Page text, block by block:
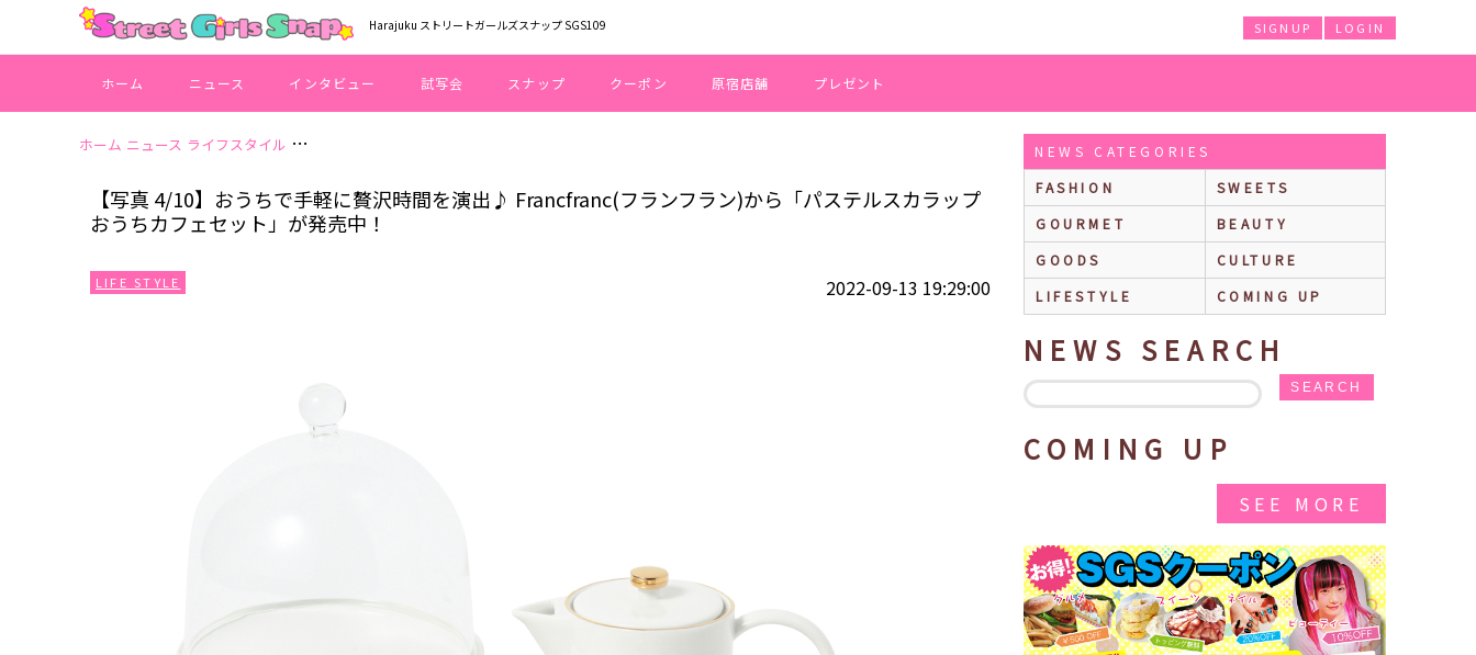
Harajuku ストリートガールズスナップ SGS109 LOGIN
SIGNUP
ホーム ニュース インタビュー 試写会 スナップ クーポン 原宿店舗 プレゼント
ホーム ニュース ライフスタイル 【写真 4/10】おうちで手軽に贅沢時間を演出♪ Francfranc(フランフラン)から「パステルスカラップ おうちカフェセット」が発売中！
【写真 4/10】おうちで手軽に贅沢時間を演出♪ Francfranc(フランフラン)から「パステルスカラップ
おうちカフェセット」が発売中！
LIFE STYLE 2022-09-13 19:29:00
NEWS CATEGORIES
FASHION
SWEETS
GOURMET
BEAUTY
GOODS
CULTURE
LIFESTYLE
COMING UP
NEWS SEARCH
SEARCH
COMING UP
SEE MORE